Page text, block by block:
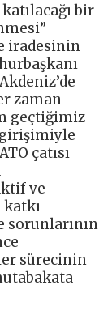
bir
iradesinin
zaman
geçtiğimiz
girişimiyle
çatısı
ve
sorunlarının
sürecinin